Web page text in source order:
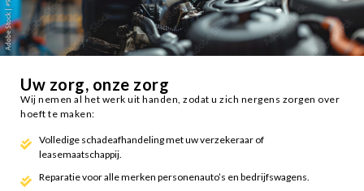
Uw zorg, onze zorg
Wij nemen al het werk uit handen, zodat u zich nergens zorgen over
hoeft te maken:
Volledige schadeafhandeling met uw verzekeraar of
leasemaatschappij.
Reparatie voor alle merken personenauto’s en bedrijfswagens.